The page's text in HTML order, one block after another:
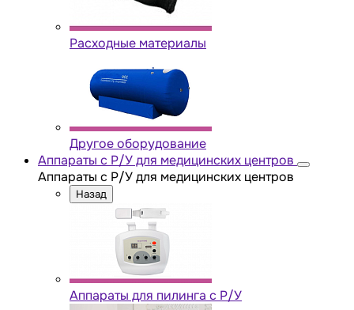
Расходные материалы
Другое оборудование
Аппараты с Р/У для медицинских центров
Аппараты с Р/У для медицинских центров
Назад
Аппараты для пилинга с Р/У